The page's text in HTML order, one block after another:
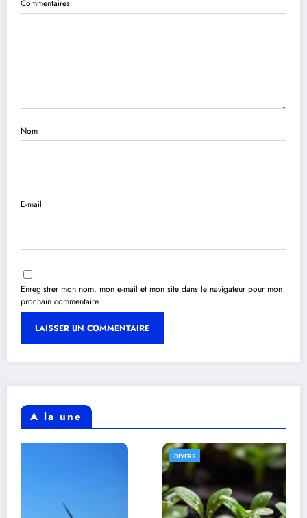
Commentaires
Nom
E-mail
Enregistrer mon nom, mon e-mail et mon site dans le navigateur pour mon
prochain commentaire.
A la une